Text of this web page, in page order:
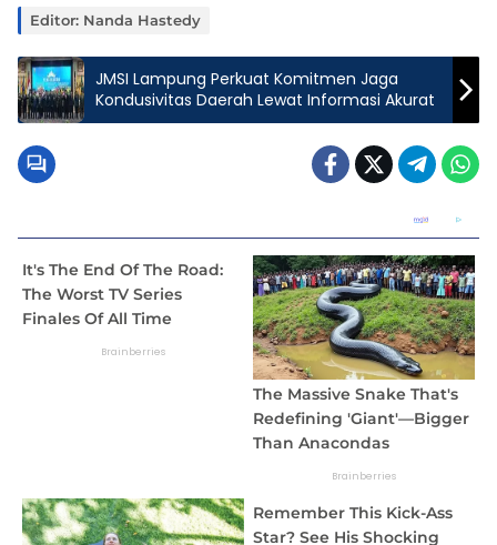
Editor: Nanda Hastedy
JMSI Lampung Perkuat Komitmen Jaga
Kondusivitas Daerah Lewat Informasi Akurat